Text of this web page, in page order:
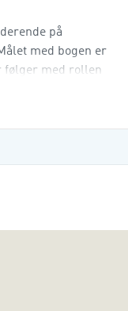
på
med bogen er
følger med rollen